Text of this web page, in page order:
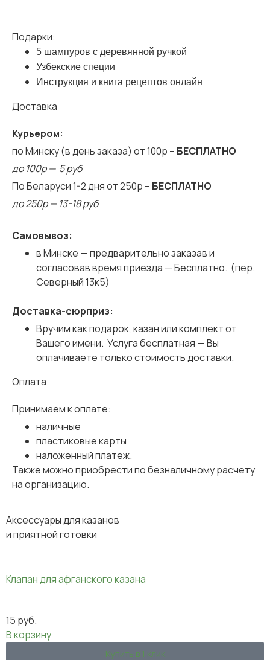
Подарки:
5 шампуров с деревянной ручкой
Узбекские специи
Инструкция и книга рецептов онлайн
Оплата
Принимаем к оплате:
наличные
пластиковые карты
наложенный платеж.
Также можно приобрести по безналичному расчету
на организацию.
Доставка
Курьером:
по Минску (в день заказа) от 100р – БЕСПЛАТНО
до 100р — 5 руб
По Беларуси 1-2 дня от 250р – БЕСПЛАТНО
до 250р — 13-18 руб
Самовывоз:
в Минске — предварительно заказав и
согласовав время приезда — Бесплатно. (пер.
Северный 13к5)
Доставка-сюрприз:
Вручим как подарок, казан или комплект от
Вашего имени. Услуга бесплатная — Вы
оплачиваете только стоимость доставки.
Аксессуары для казанов
и приятной готовки
Клапан для афганского казана
15 руб.
В корзину
Купить в 1 клик